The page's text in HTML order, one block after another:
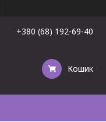
+380 (68) 192-69-40
Кошик